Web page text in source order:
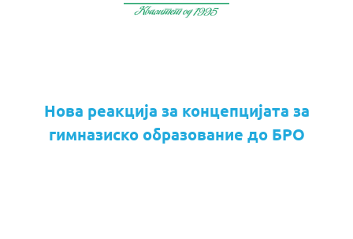
Нова реакција за концепцијата за
гимназиско образование до БРО